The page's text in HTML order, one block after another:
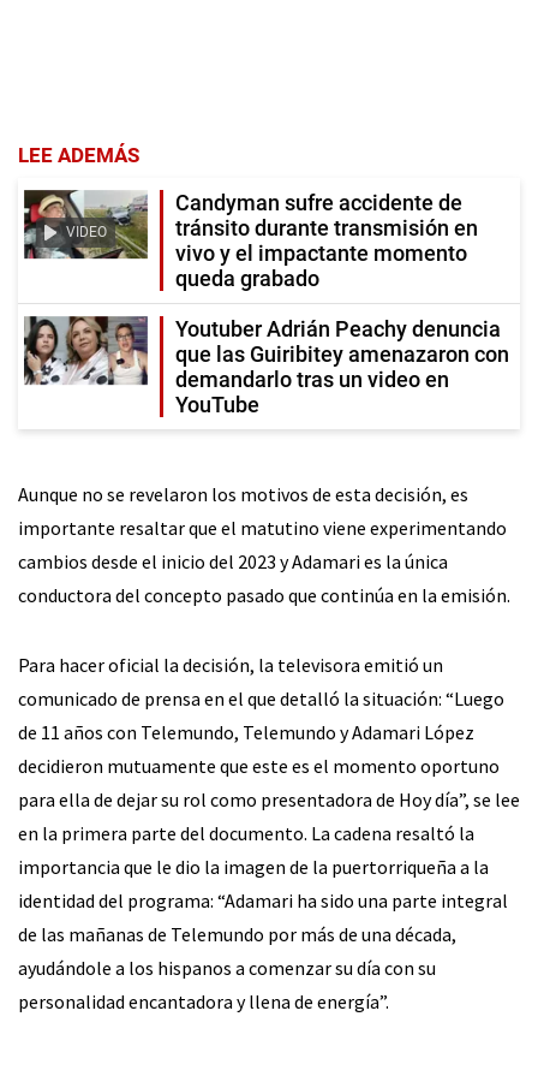
LEE ADEMÁS
VIDEO
Candyman sufre accidente de
tránsito durante transmisión en
vivo y el impactante momento
queda grabado
Youtuber Adrián Peachy denuncia
que las Guiribitey amenazaron con
demandarlo tras un video en
YouTube
Aunque no se revelaron los motivos de esta decisión, es
importante resaltar que el matutino viene experimentando
cambios desde el inicio del 2023 y Adamari es la única
conductora del concepto pasado que continúa en la emisión.
Para hacer oficial la decisión, la televisora emitió un
comunicado de prensa en el que detalló la situación: “Luego
de 11 años con Telemundo, Telemundo y Adamari López
decidieron mutuamente que este es el momento oportuno
para ella de dejar su rol como presentadora de Hoy día”, se lee
en la primera parte del documento. La cadena resaltó la
importancia que le dio la imagen de la puertorriqueña a la
identidad del programa: “Adamari ha sido una parte integral
de las mañanas de Telemundo por más de una década,
ayudándole a los hispanos a comenzar su día con su
personalidad encantadora y llena de energía”.